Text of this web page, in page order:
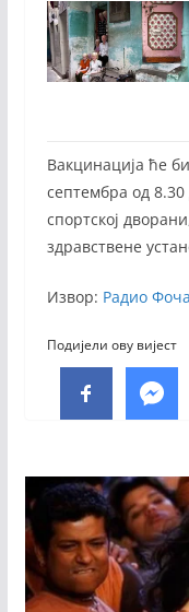
Вакцинација ће
септембра од 8.30
спортској
здравствене
Извор: Радио Фоча
Подијели ову вијест